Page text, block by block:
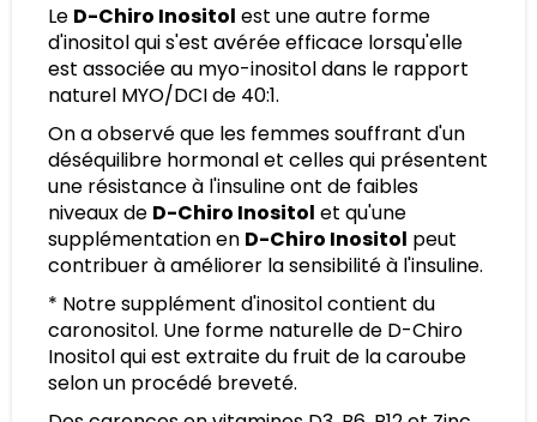
Le D-Chiro Inositol est une autre forme
d'inositol qui s'est avérée efficace lorsqu'elle
est associée au myo-inositol dans le rapport
naturel MYO/DCI de 40:1.
On a observé que les femmes souffrant d'un
déséquilibre hormonal et celles qui présentent
une résistance à l'insuline ont de faibles
niveaux de D-Chiro Inositol et qu'une
supplémentation en D-Chiro Inositol peut
contribuer à améliorer la sensibilité à l'insuline.
* Notre supplément d'inositol contient du
caronositol. Une forme naturelle de D-Chiro
Inositol qui est extraite du fruit de la caroube
selon un procédé breveté.